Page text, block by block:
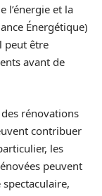
l’énergie et la
Énergétique)
peut être
avant de
rénovations
contribuer
les
peuvent